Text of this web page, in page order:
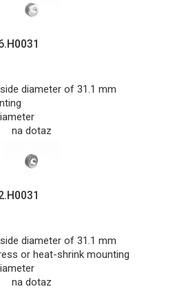
diameter of 31.1 mm
na dotaz
diameter of 31.1 mm
or heat-shrink mounting
na dotaz